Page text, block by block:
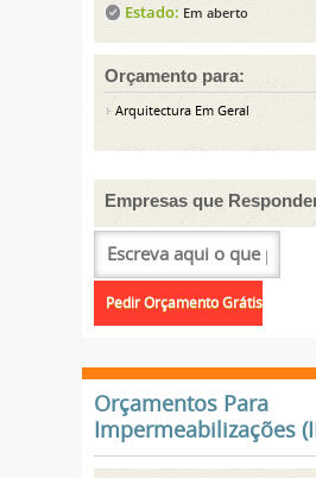
Estado: Em aberto
Orçamento para:
Arquitectura Em Geral
Empresas que
Orçamentos Para
Impermeabilizações